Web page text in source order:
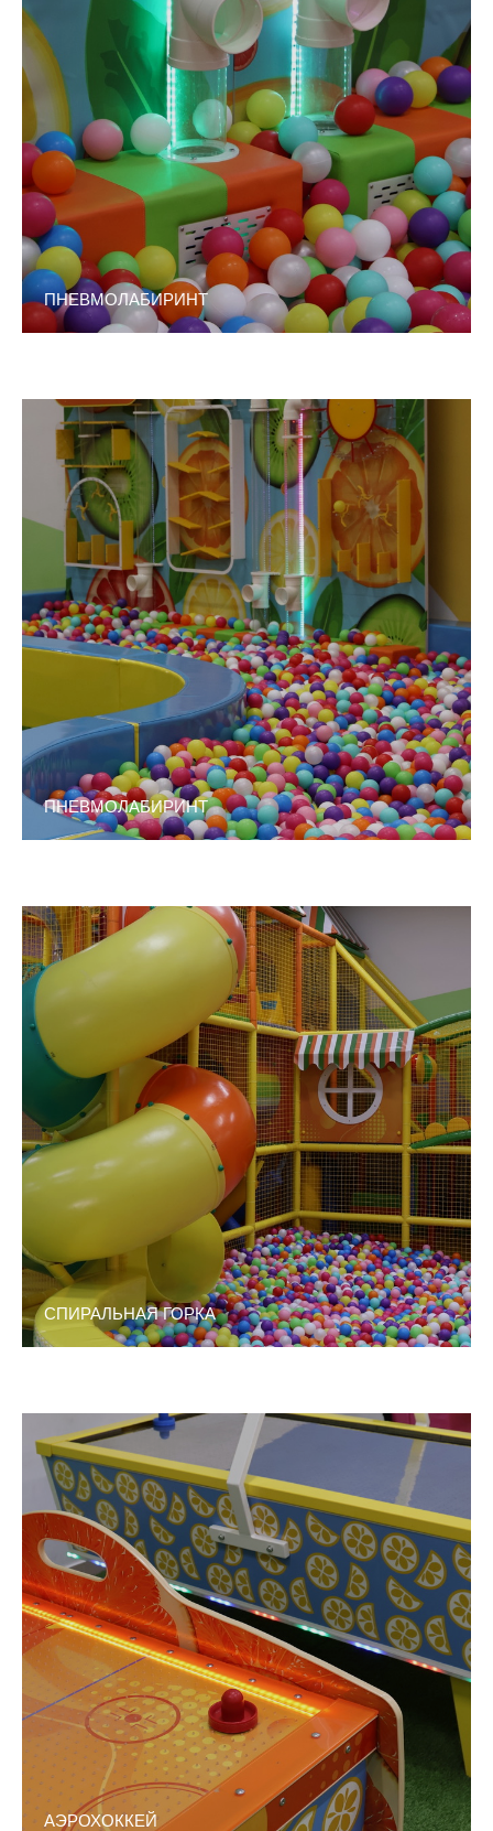
ПНЕВМОЛАБИРИНТ
ПНЕВМОЛАБИРИНТ
СПИРАЛЬНАЯ ГОРКА
АЭРОХОККЕЙ